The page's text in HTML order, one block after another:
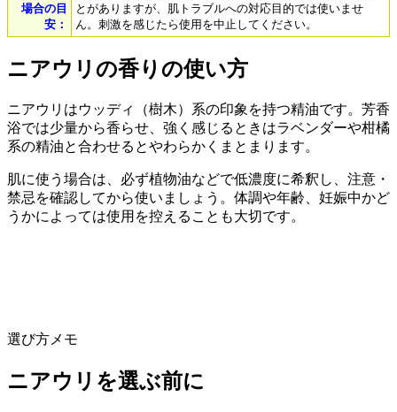
場合の目
安：
とがありますが、肌トラブルへの対応目的では使いませ
ん。刺激を感じたら使用を中止してください。
ニアウリの香りの使い方
ニアウリはウッディ（樹木）系の印象を持つ精油です。芳香
浴では少量から香らせ、強く感じるときはラベンダーや柑橘
系の精油と合わせるとやわらかくまとまります。
肌に使う場合は、必ず植物油などで低濃度に希釈し、注意・
禁忌を確認してから使いましょう。体調や年齢、妊娠中かど
うかによっては使用を控えることも大切です。
選び方メモ
ニアウリを選ぶ前に